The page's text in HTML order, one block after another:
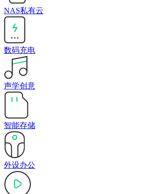
NAS私有云
数码充电
声学创意
智能存储
外设办公